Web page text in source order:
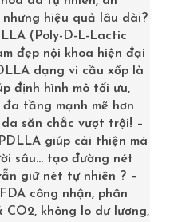
GEL NÓNG GIẢM MỠ SĂN CHẮC DA LINDSAY THE ELISE VELVET 1000ML
710,000₫
hiệu quả lâu dài?
(Poly-D-L-Lactic
đẹp nội khoa hiện đại
dạng vi cầu xốp là
định hình mô tối ưu,
tầng mạnh mẽ hơn
săn chắc vượt trội! –
giúp cải thiện má
sâu… tạo đường nét
giữ nét tự nhiên ? –
công nhận, phân
không lo dư lượng,